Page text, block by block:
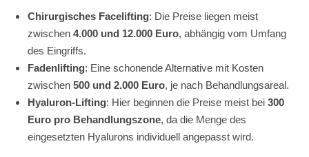
Chirurgisches Facelifting: Die Preise liegen meist
zwischen 4.000 und 12.000 Euro, abhängig vom Umfang
des Eingriffs.
Fadenlifting: Eine schonende Alternative mit Kosten
zwischen 500 und 2.000 Euro, je nach Behandlungsareal.
Hyaluron-Lifting: Hier beginnen die Preise meist bei 300
Euro pro Behandlungszone, da die Menge des
eingesetzten Hyalurons individuell angepasst wird.